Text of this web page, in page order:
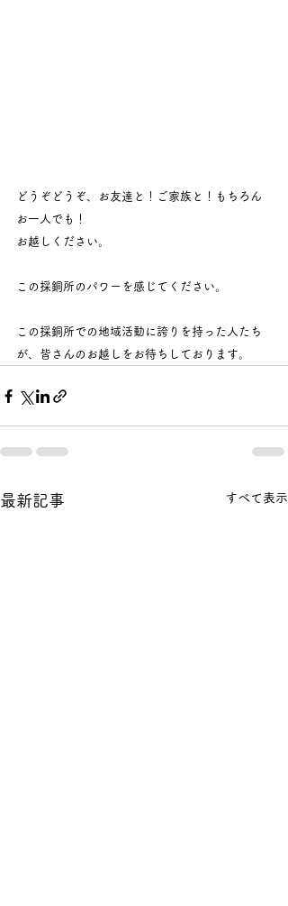
どうぞどうぞ、お友達と！ご家族と！もちろん
お一人でも！
お越しください。
この採銅所のパワーを感じてください。
この採銅所での地域活動に誇りを持った人たち
が、皆さんのお越しをお待ちしております。
最新記事 すべて表示